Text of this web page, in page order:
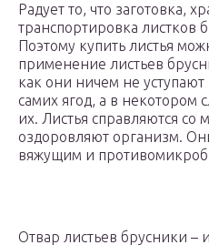
Радует то, что заготовка,
транспортировка листков
Поэтому купить листья
применение листьев
как они ничем не
самих ягод, а в некотором
их. Листья справляются
оздоровляют организм.
вяжущим и
Отвар листьев брусники –